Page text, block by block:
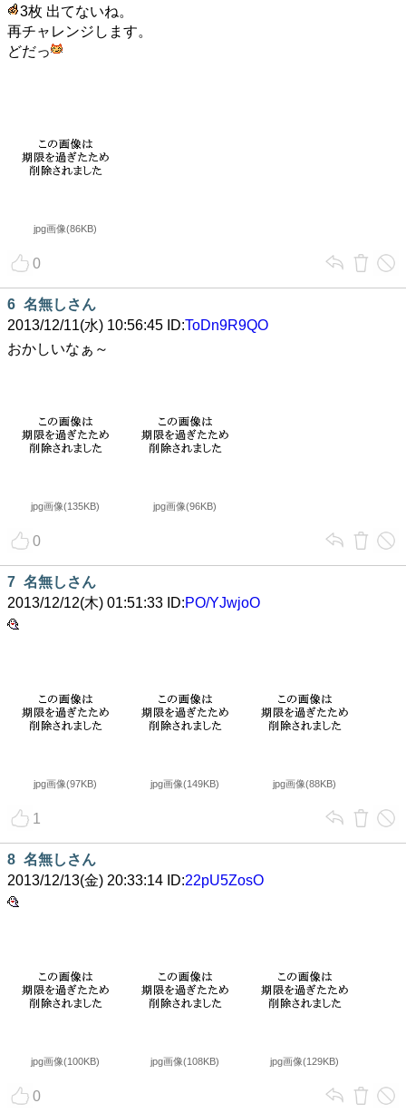
3枚 出てないね。
再チャレンジします。
どだっ
jpg画像(86KB)
0
6 名無しさん
2013/12/11(水) 10:56:45 ID:ToDn9R9QO
おかしいなぁ～
jpg画像(135KB) jpg画像(96KB)
0
7 名無しさん
2013/12/12(木) 01:51:33 ID:PO/YJwjoO
jpg画像(97KB) jpg画像(149KB) jpg画像(88KB)
1
8 名無しさん
2013/12/13(金) 20:33:14 ID:22pU5ZosO
jpg画像(100KB) jpg画像(108KB) jpg画像(129KB)
0